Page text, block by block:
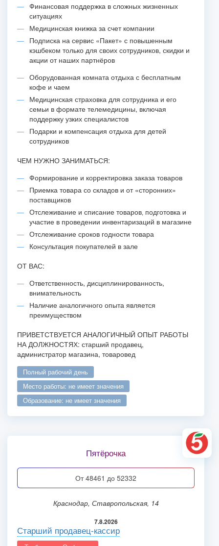
Финансовая поддержка в сложных жизненных
ситуациях
Медицинская книжка за счет компании
Подписка на сервис «Пакет» с повышенным
кэшбеком только для своих сотрудников, скидки и
акции от наших партнёров
Оборудованная комната отдыха с бесплатным
кофе и чаем
Медицинская страховка для сотрудника и его
семьи в формате телемедицины, включая
поддержку узких специалистов
Подарки и компенсация отдыха для детей
сотрудников
ЧЕМ НУЖНО ЗАНИМАТЬСЯ:
Формирование и корректировка заказа товаров
Приемка товара со складов и от «сторонних»
поставщиков
Отслеживание и списание товаров‚ подготовка и
участие в проведении инвентаризаций в магазине
Отслеживание сроков годности товара
Консультация покупателей в зале
ОТ ВАС:
Ответственность, дисциплинированность,
внимательность
Наличие аналогичного опыта является
преимуществом
ПРИВЕТСТВУЕТСЯ АНАЛОГИЧНЫЙ ОПЫТ РАБОТЫ
НА ДОЛЖНОСТЯХ: старший продавец,
администратор магазина, товаровед
полный рабочий день
место работы: не имеет значения
образование: не имеет значения
Пятёрочка
от 48461 до 52332
Краснодар, Ставропольская, 14
7.8.2026
Старший продавец-кассир